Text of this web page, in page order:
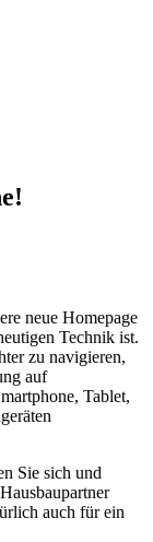
neue Homepage
Technik ist.
zu navigieren,
auf
Tablet,
Sie sich und
auch für ein